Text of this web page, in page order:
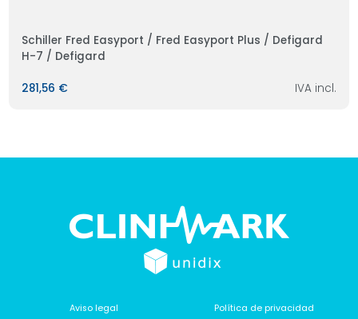
Schiller Fred Easyport / Fred Easyport Plus / Defigard
H-7 / Defigard
281,56 € IVA incl.
Aviso legal Política de privacidad